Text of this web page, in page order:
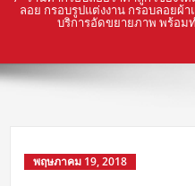
ลอย กรอบรูปแต่งงาน กรอบลอยผ้
บริการอัดขยายภาพ พร้อม
พฤษภาคม 19, 2018